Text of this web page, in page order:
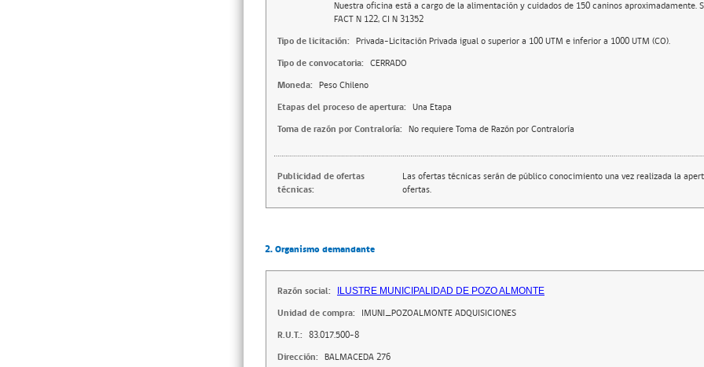
Nuestra oficina está a cargo de la alimentación y cuidados de 150 caninos aproximadamente.
FACT N 122, CI N 31352
Tipo de licitación: Privada-Licitación Privada igual o superior a 100 UTM e inferior a 1000 UTM (CO).
Tipo de convocatoria: CERRADO
Moneda: Peso Chileno
Etapas del proceso de apertura: Una Etapa
Toma de razón por Contraloría: No requiere Toma de Razón por Contraloría
Publicidad de ofertas
técnicas:
Las ofertas técnicas serán de público conocimiento una vez realizada la
ofertas.
2. Organismo demandante
Razón social: ILUSTRE MUNICIPALIDAD DE POZO ALMONTE
Unidad de compra: IMUNI_POZOALMONTE ADQUISICIONES
R.U.T.: 83.017.500-8
Dirección: BALMACEDA 276